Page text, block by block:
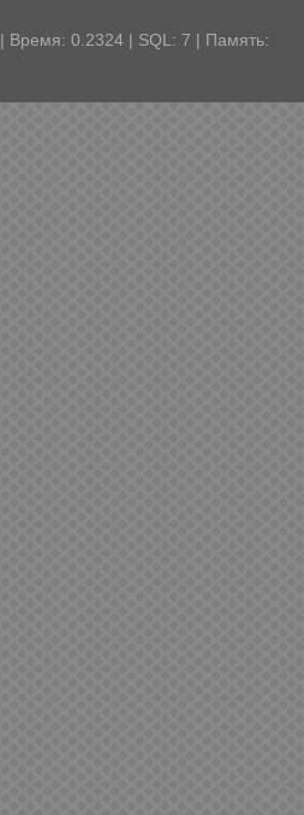
| Время: 0.2324 | SQL: 7 | Память: